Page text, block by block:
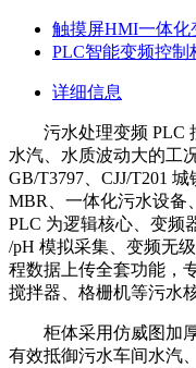
触摸屏HMI一体化
PLC智能变频控制
详细信息
污水处理变频 PLC
水汽、水质波动大的工
GB/T3797、CJJ/T201
MBR、一体化污水设备
PLC 为逻辑核心、变频
/pH 模拟采集、变频无
程数据上传全套功能，
搅拌器、格栅机等污水
柜体采用仿威图加
有效抵御污水车间水汽